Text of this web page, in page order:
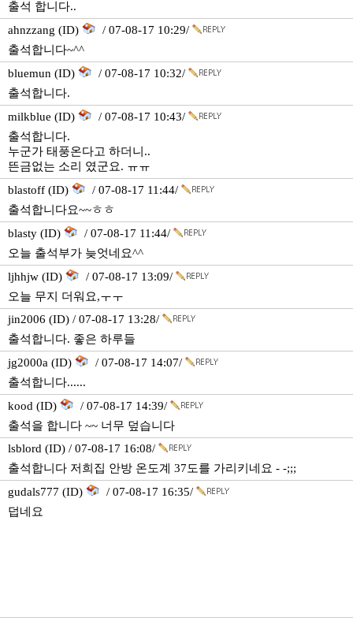
출석 합니다..
ahnzzang (ID)
/ 07-08-17 10:29/
출석합니다~^^
bluemun (ID)
/ 07-08-17 10:32/
출석합니다.
milkblue (ID)
/ 07-08-17 10:43/
출석합니다.
누군가 태풍온다고 하더니..
뜬금없는 소리 였군요. ㅠㅠ
blastoff (ID)
/ 07-08-17 11:44/
출석합니다요~~ㅎㅎ
blasty (ID)
/ 07-08-17 11:44/
오늘 출석부가 늦엇네요^^
ljhhjw (ID)
/ 07-08-17 13:09/
오늘 무지 더워요,ㅜㅜ
jin2006 (ID) / 07-08-17 13:28/
출석합니다. 좋은 하루들
jg2000a (ID)
/ 07-08-17 14:07/
출석합니다......
kood (ID)
/ 07-08-17 14:39/
출석을 합니다 ~~ 너무 덮습니다
lsblord (ID) / 07-08-17 16:08/
출석합니다 저희집 안방 온도계 37도를 가리키네요 - -;;;
gudals777 (ID)
/ 07-08-17 16:35/
덥네요